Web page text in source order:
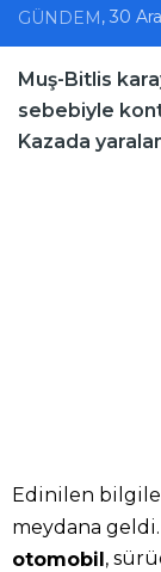
GÜNDEM, 30
Muş-Bitlis
sebebiyle
Kazada
Edinilen
meydana
otomobil,